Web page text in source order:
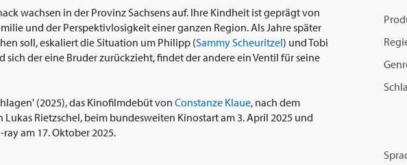
wachsen in der Provinz Sachsens auf. Ihre Kindheit ist geprägt von
und der Perspektivlosigkeit einer ganzen Region. Als Jahre später
soll, eskaliert die Situation um Philipp (Sammy Scheuritzel) und Tobi
sich der eine Bruder zurückzieht, findet der andere ein Ventil für seine
(2025), das Kinofilmdebüt von Constanze Klaue, nach dem
Rietzschel, beim bundesweiten Kinostart am 3. April 2025 und
am 17. Oktober 2025.